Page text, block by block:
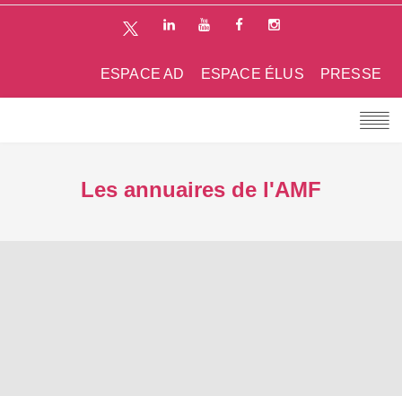
PRESSE
ESPACE ÉLUS
ESPACE AD
Les annuaires de l'AMF